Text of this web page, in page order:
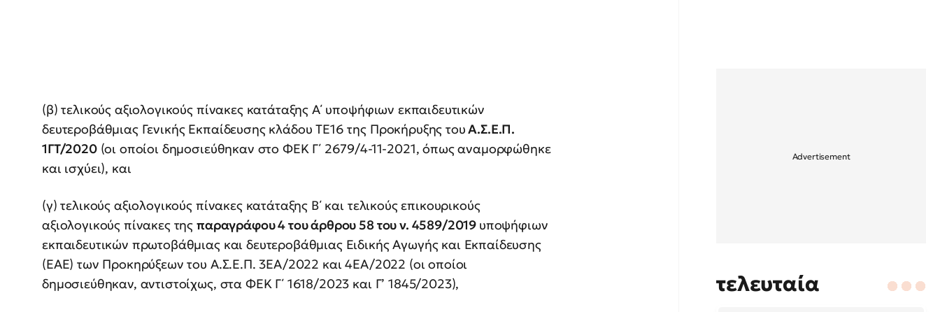
(β) τελικούς αξιολογικούς πίνακες κατάταξης Α΄ υποψήφιων εκπαιδευτικών
δευτεροβάθμιας Γενικής Εκπαίδευσης κλάδου ΤΕ16 της Προκήρυξης τουΑ.Σ.Ε.Π.
1ΓΤ/2020(οι οποίοι δημοσιεύθηκαν στο ΦΕΚ Γ΄ 2679/4-11-2021, όπως αναμορφώθηκε
και ισχύει), και
(γ) τελικούς αξιολογικούς πίνακες κατάταξης Β΄ και τελικούς επικουρικούς
αξιολογικούς πίνακες της παραγράφου 4 του άρθρου 58 του ν. 4589/2019 υποψήφιων
εκπαιδευτικών πρωτοβάθμιας και δευτεροβάθμιας Ειδικής Αγωγής και Εκπαίδευσης
(ΕΑΕ) των Προκηρύξεων του Α.Σ.Ε.Π. 3ΕΑ/2022 και 4ΕΑ/2022 (οι οποίοι
δημοσιεύθηκαν, αντιστοίχως, στα ΦΕΚ Γ΄ 1618/2023 και Γ’ 1845/2023),
τελευταία